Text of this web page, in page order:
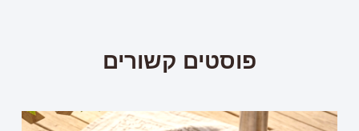
פוסטים קשורים